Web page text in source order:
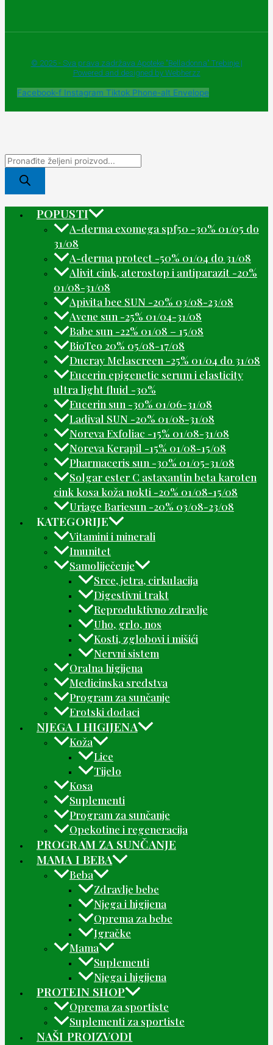
© 2025 - Sva prava zadržava Apoteke "Belladonna" Trebinje |
Powered and designed by Webherzz
Facebook-f Instagram Tiktok Phone-alt Envelope
POPUSTI
A-derma exomega spf50 -30% 01/05 do
31/08
A-derma protect -50% 01/04 do 31/08
Alivit cink, aterostop i antiparazit -20%
01/08-31/08
Apivita bee SUN -20% 03/08-23/08
Avene sun -25% 01/04-31/08
Babe sun -22% 01/08 – 15/08
BioTeo 20% 05/08-17/08
Ducray Melascreen -25% 01/04 do 31/08
Eucerin epigenetic serum i elasticity
ultra light fluid -30%
Eucerin sun -30% 01/06-31/08
Ladival SUN -20% 01/08-31/08
Noreva Exfoliac -15% 01/08-31/08
Noreva Kerapil -15% 01/08-15/08
Pharmaceris sun -30% 01/05-31/08
Solgar ester C astaxantin beta karoten
cink kosa koža nokti -20% 01/08-15/08
Uriage Bariesun -20% 03/08-23/08
KATEGORIJE
Vitamini i minerali
Imunitet
Samoliječenje
Srce, jetra, cirkulacija
Digestivni trakt
Reproduktivno zdravlje
Uho, grlo, nos
Kosti, zglobovi i mišići
Nervni sistem
Oralna higijena
Medicinska sredstva
Program za sunčanje
Erotski dodaci
NJEGA I HIGIJENA
Koža
Lice
Tijelo
Kosa
Suplementi
Program za sunčanje
Opekotine i regeneracija
PROGRAM ZA SUNČANJE
MAMA I BEBA
Beba
Zdravlje bebe
Njega i higijena
Oprema za bebe
Igračke
Mama
Suplementi
Njega i higijena
PROTEIN SHOP
Oprema za sportiste
Suplementi za sportiste
NAŠI PROIZVODI